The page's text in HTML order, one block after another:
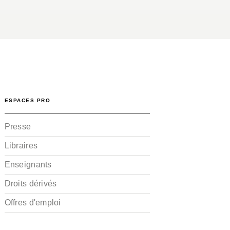
ESPACES PRO
Presse
Libraires
Enseignants
Droits dérivés
Offres d'emploi